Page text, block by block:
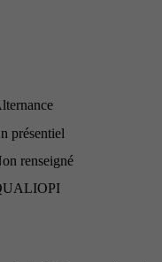
présentiel
renseigné